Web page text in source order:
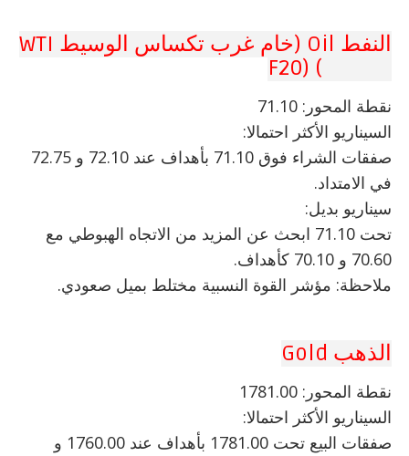
النفط Oil (خام غرب تكساس الوسيط WTI
نقطة المحور: 71.10
السيناريو الأكثر احتمالا:
صفقات الشراء فوق 71.10 بأهداف عند 72.10 و 72.75
في الامتداد.
سيناريو بديل:
تحت 71.10 ابحث عن المزيد من الاتجاه الهبوطي مع
70.60 و 70.10 كأهداف.
ملاحظة: مؤشر القوة النسبية مختلط بميل صعودي.
الذهب Gold
نقطة المحور: 1781.00
السيناريو الأكثر احتمالا:
صفقات البيع تحت 1781.00 بأهداف عند 1760.00 و